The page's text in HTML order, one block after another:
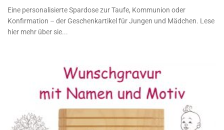
Eine personalisierte Spardose zur Taufe, Kommunion oder
Konfirmation – der Geschenkartikel für Jungen und Mädchen. Lese
hier mehr über sie...